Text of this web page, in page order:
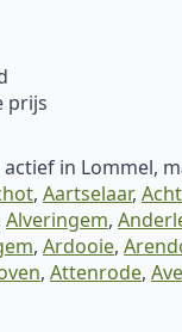
prijs
in Lommel,
, Aartselaar,
Alveringem,
, Ardooie,
, Attenrode,